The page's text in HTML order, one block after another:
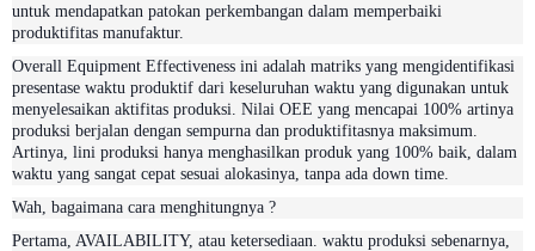
untuk mendapatkan patokan perkembangan dalam memperbaiki
produktifitas manufaktur.
Overall Equipment Effectiveness ini adalah matriks yang mengidentifikasi
presentase waktu produktif dari keseluruhan waktu yang digunakan untuk
menyelesaikan aktifitas produksi. Nilai OEE yang mencapai 100% artinya
produksi berjalan dengan sempurna dan produktifitasnya maksimum.
Artinya, lini produksi hanya menghasilkan produk yang 100% baik, dalam
waktu yang sangat cepat sesuai alokasinya, tanpa ada down time.
Wah, bagaimana cara menghitungnya ?
Pertama, AVAILABILITY, atau ketersediaan. waktu produksi sebenarnya,